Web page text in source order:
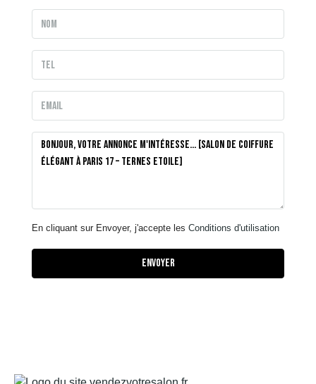
En cliquant sur Envoyer, j'accepte les Conditions d'utilisation
Envoyer